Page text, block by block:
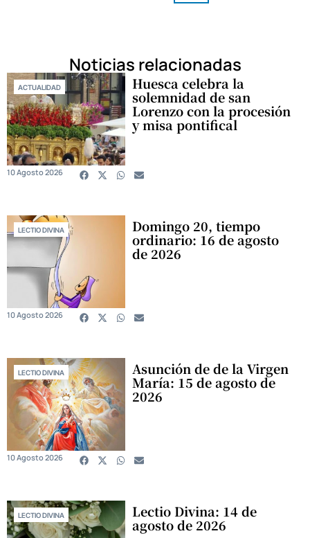
Noticias relacionadas
ACTUALIDAD Huesca celebra la
solemnidad de san
Lorenzo con la procesión
y misa pontifical
10 Agosto 2026
LECTIO DIVINA Domingo 20, tiempo
ordinario: 16 de agosto
de 2026
10 Agosto 2026
LECTIO DIVINA Asunción de de la Virgen
María: 15 de agosto de
2026
10 Agosto 2026
LECTIO DIVINA Lectio Divina: 14 de
agosto de 2026